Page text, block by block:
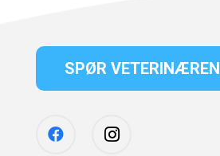
SPØR VETERINÆREN